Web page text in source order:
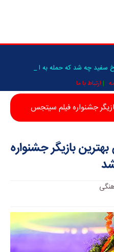
سفید چه شد که حمله به ایران ف _
ارتباط با ما
جشنواره فیلم سیتجس
بازیگر جشنواره